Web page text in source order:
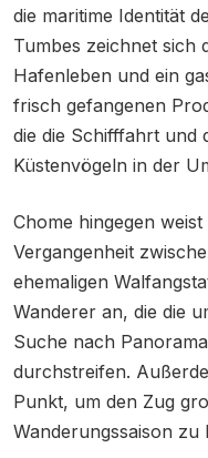
die maritime Identität
Tumbes zeichnet sich
Hafenleben und ein
frisch gefangenen
die die Schifffahrt und
Küstenvögeln in der
Chome hingegen
Vergangenheit
ehemaligen
Wanderer an, die die
Suche nach
durchstreifen.
Punkt, um den Zug
Wanderungssaison zu